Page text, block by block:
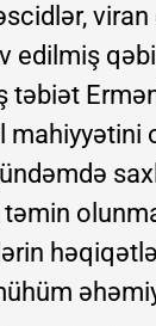
edilmiş
mahiyyətini